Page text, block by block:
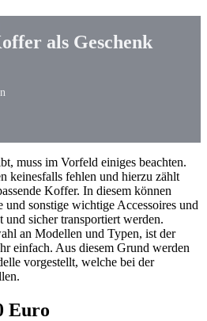
als Geschenk
muss im Vorfeld einiges beachten.
keinesfalls fehlen und hierzu zählt
Koffer. In diesem können
und sonstige wichtige Accessoires und
und sicher transportiert werden.
an Modellen und Typen, ist der
einfach. Aus diesem Grund werden
vorgestellt, welche bei der
Euro